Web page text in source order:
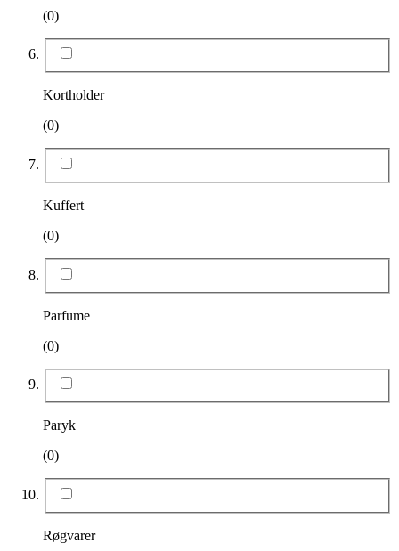
(0)
Kortholder
(0)
Kuffert
(0)
Parfume
(0)
Paryk
(0)
Røgvarer